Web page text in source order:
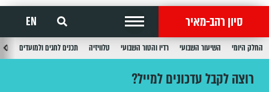
סיון רהב-מאיר EN
החלק היומי השיעור השבועי רדיו והטור השבועי טלוויזיה תכנים לחגים ולמועדים
רוצה לקבל עדכונים למייל?